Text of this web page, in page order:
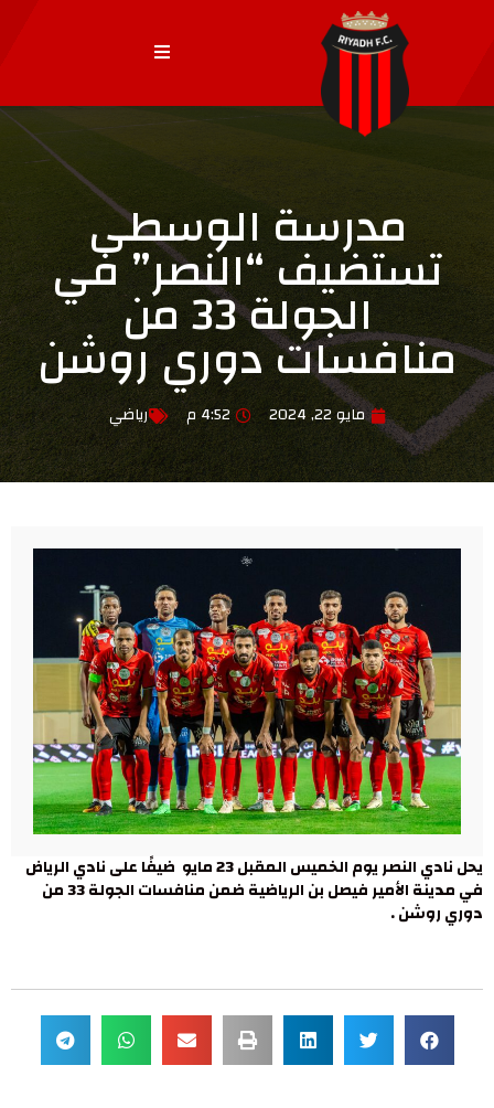
مدرسة الوسطى
تستضيف “النصر” في
الجولة 33 من
منافسات دوري روشن
مايو 22, 2024 4:52 م رياضي
يحل نادي النصر يوم الخميس المقبل 23 مايو ضيفًا على نادي الرياض
في مدينة الأمير فيصل بن الرياضية ضمن منافسات الجولة 33 من
دوري روشن .